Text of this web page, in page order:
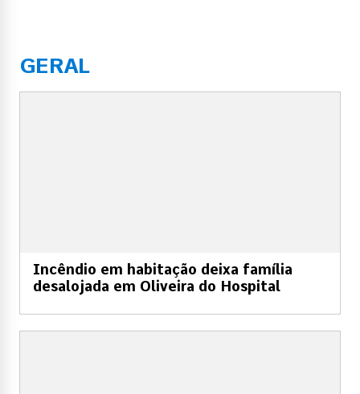
GERAL
Incêndio em habitação deixa família
desalojada em Oliveira do Hospital